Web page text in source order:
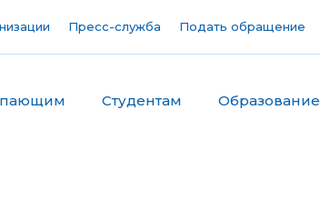
Пресс-служба Подать обращение
Студентам Образование